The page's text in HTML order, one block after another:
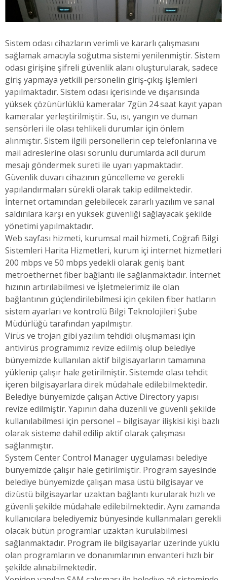
Sistem odası cihazların verimli ve kararlı çalışmasını
sağlamak amacıyla soğutma sistemi yenilenmiştir. Sistem
odası girişine şifreli güvenlik alanı oluşturularak, sadece
giriş yapmaya yetkili personelin giriş-çıkış işlemleri
yapılmaktadır. Sistem odası içerisinde ve dışarısında
yüksek çözünürlüklü kameralar 7gün 24 saat kayıt yapan
kameralar yerleştirilmiştir. Su, ısı, yangın ve duman
sensörleri ile olası tehlikeli durumlar için önlem
alınmıştır. Sistem ilgili personellerin cep telefonlarına ve
mail adreslerine olası sorunlu durumlarda acil durum
mesajı göndermek sureti ile uyarı yapmaktadır.
Güvenlik duvarı cihazının güncelleme ve gerekli
yapılandırmaları sürekli olarak takip edilmektedir.
İnternet ortamından gelebilecek zararlı yazılım ve sanal
saldırılara karşı en yüksek güvenliği sağlayacak şekilde
yönetimi yapılmaktadır.
Web sayfası hizmeti, kurumsal mail hizmeti, Coğrafi Bilgi
Sistemleri Harita Hizmetleri, kurum içi internet hizmetleri
200 mbps ve 50 mbps yedekli olarak geniş bant
metroethernet fiber bağlantı ile sağlanmaktadır. İnternet
hızının artırılabilmesi ve İşletmelerimiz ile olan
bağlantının güçlendirilebilmesi için çekilen fiber hatların
sistem ayarları ve kontrolü Bilgi Teknolojileri Şube
Müdürlüğü tarafından yapılmıştır.
Virüs ve trojan gibi yazılım tehdidi oluşmaması için
antivirüs programımız revize edilmiş olup belediye
bünyemizde kullanılan aktif bilgisayarların tamamına
yüklenip çalışır hale getirilmiştir. Sistemde olası tehdit
içeren bilgisayarlara direk müdahale edilebilmektedir.
Belediye bünyemizde çalışan Active Directory yapısı
revize edilmiştir. Yapının daha düzenli ve güvenli şekilde
kullanılabilmesi için personel – bilgisayar ilişkisi kişi bazlı
olarak sisteme dahil edilip aktif olarak çalışması
sağlanmıştır.
System Center Control Manager uygulaması belediye
bünyemizde çalışır hale getirilmiştir. Program sayesinde
belediye bünyemizde çalışan masa üstü bilgisayar ve
dizüstü bilgisayarlar uzaktan bağlantı kurularak hızlı ve
güvenli şekilde müdahale edilebilmektedir. Aynı zamanda
kullanıcılara belediyemiz bünyesinde kullanmaları gerekli
olacak bütün programlar uzaktan kurulabilmesi
sağlanmaktadır. Program ile bilgisayarlar üzerinde yüklü
olan programların ve donanımlarının envanteri hızlı bir
şekilde alınabilmektedir.